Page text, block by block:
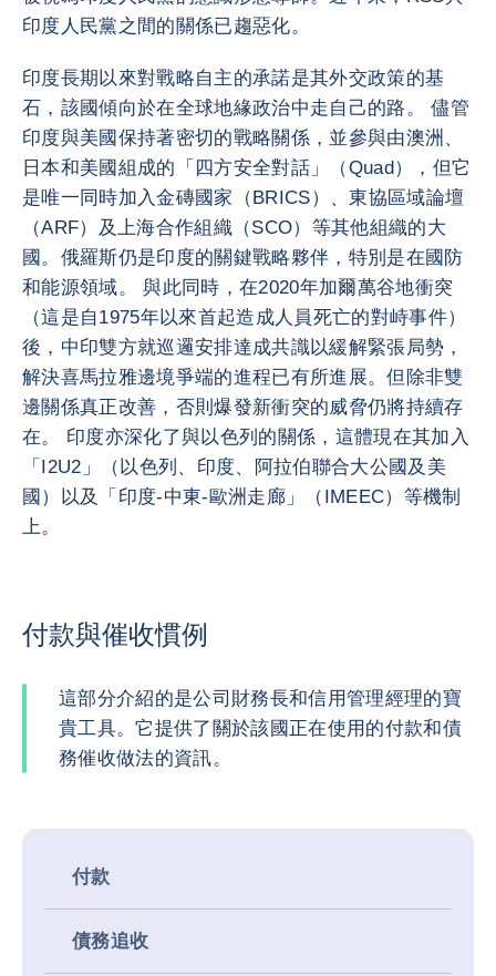
印度人民黨之間的關係已趨惡化。
印度長期以來對戰略自主的承諾是其外交政策的基
石，該國傾向於在全球地緣政治中走自己的路。 儘管
印度與美國保持著密切的戰略關係，並參與由澳洲、
日本和美國組成的「四方安全對話」（Quad），但它
是唯一同時加入金磚國家（BRICS）、東協區域論壇
（ARF）及上海合作組織（SCO）等其他組織的大
國。俄羅斯仍是印度的關鍵戰略夥伴，特別是在國防
和能源領域。 與此同時，在2020年加爾萬谷地衝突
（這是自1975年以來首起造成人員死亡的對峙事件）
後，中印雙方就巡邏安排達成共識以緩解緊張局勢，
解決喜馬拉雅邊境爭端的進程已有所進展。但除非雙
邊關係真正改善，否則爆發新衝突的威脅仍將持續存
在。 印度亦深化了與以色列的關係，這體現在其加入
「I2U2」（以色列、印度、阿拉伯聯合大公國及美
國）以及「印度-中東-歐洲走廊」（IMEEC）等機制
上。
付款與催收慣例
這部分介紹的是公司財務長和信用管理經理的寶
貴工具。它提供了關於該國正在使用的付款和債
務催收做法的資訊。
付款
債務追收